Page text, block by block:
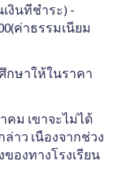
เงินทีชําระ) -
ค่าธรรมเนียม
กษาให้ในราคา
คม เขาจะไม่ได้
าว เนืองจากช่วง
องทางโรงเรียน